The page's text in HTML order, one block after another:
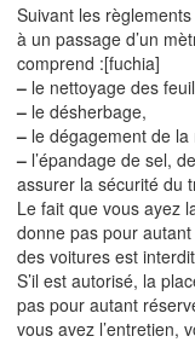
Suivant les
à un passage d’un
comprend :[fuchia]
– le nettoyage des
– le désherbage,
– le dégagement de
– l’épandage de sel,
assurer la sécurité du
Le fait que vous ayez
donne pas pour
des voitures est
S’il est autorisé, la
pas pour autant
vous avez l’entretien,